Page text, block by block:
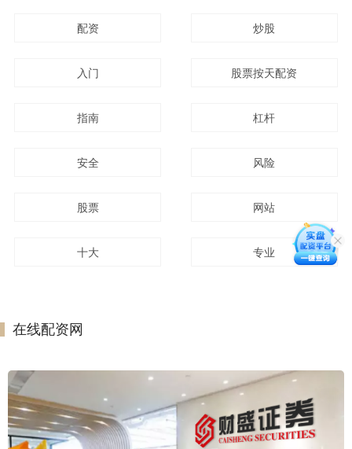
配资 炒股
入门 股票按天配资
指南 杠杆
安全 风险
股票 网站
十大 专业
在线配资网